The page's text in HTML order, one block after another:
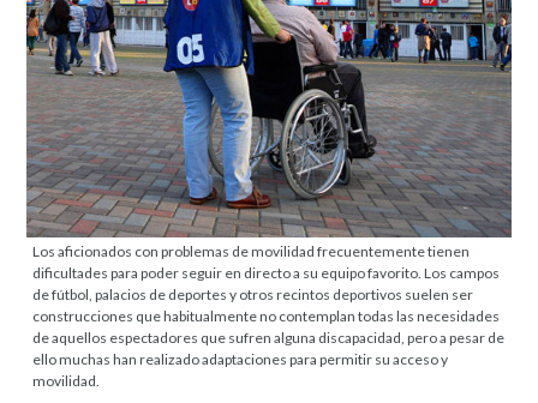
Los aficionados con problemas de movilidad frecuentemente tienen
dificultades para poder seguir en directo a su equipo favorito. Los campos
de fútbol, palacios de deportes y otros recintos deportivos suelen ser
construcciones que habitualmente no contemplan todas las necesidades
de aquellos espectadores que sufren alguna discapacidad, pero a pesar de
ello muchas han realizado adaptaciones para permitir su acceso y
movilidad.